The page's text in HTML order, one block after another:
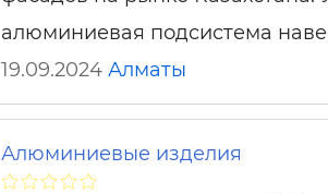
алюминиевая подсистема
19.09.2024 Алматы
Алюминиевые изделия